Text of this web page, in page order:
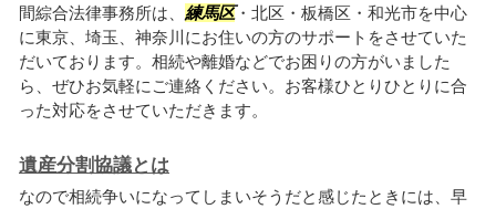
間綜合法律事務所は、 練馬区・北区・板橋区・和光市を中心
に東京、埼玉、神奈川にお住いの方のサポートをさせていた
だいております。相続や離婚などでお困りの方がいました
ら、ぜひお気軽にご連絡ください。お客様ひとりひとりに合
った対応をさせていただきます。
遺産分割協議とは
なので相続争いになってしまいそうだと感じたときには、早